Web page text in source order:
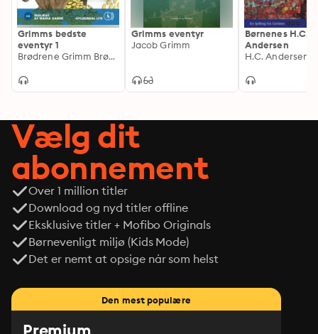
Grimms bedste
eventyr 1
Brødrene Grimm Brødrene Grimm
Grimms eventyr
Jacob Grimm
Børnenes H.C.
Andersen
H.C. Andersen
Vælg dit
abonnement
Over 1 million titler
Download og nyd titler offline
Eksklusive titler + Mofibo Originals
Børnevenligt miljø (Kids Mode)
Det er nemt at opsige når som helst
Den mest populære